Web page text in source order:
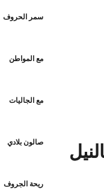
سمر الحروف
مع المواطن
مع الجاليات
صالون بلادي
ريحة الجروف